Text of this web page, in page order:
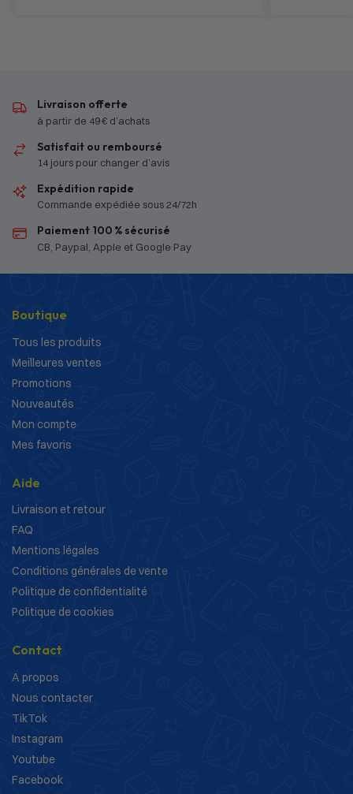
Livraison offerte
à partir de 49 € d’achats
Satisfait ou remboursé
14 jours pour changer d’avis
Expédition rapide
Commande expédiée sous 24/72h
Paiement 100 % sécurisé
CB, Paypal, Apple et Google Pay
Boutique
Tous les produits
Meilleures ventes
Promotions
Nouveautés
Mon compte
Mes favoris
Aide
Livraison et retour
FAQ
Mentions légales
Conditions générales de vente
Politique de confidentialité
Politique de cookies
Contact
A propos
Nous contacter
TikTok
Instagram
Youtube
Facebook